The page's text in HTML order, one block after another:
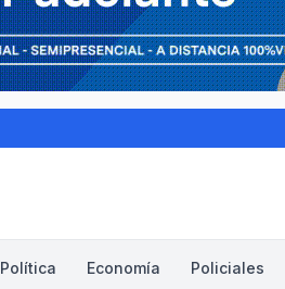
Política Economía Policiales